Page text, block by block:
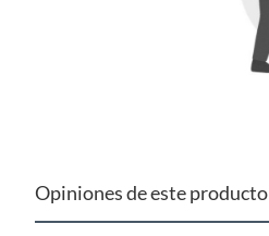
Opiniones de este producto